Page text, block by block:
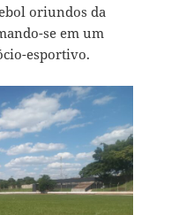
oriundos da
se em um
esportivo.